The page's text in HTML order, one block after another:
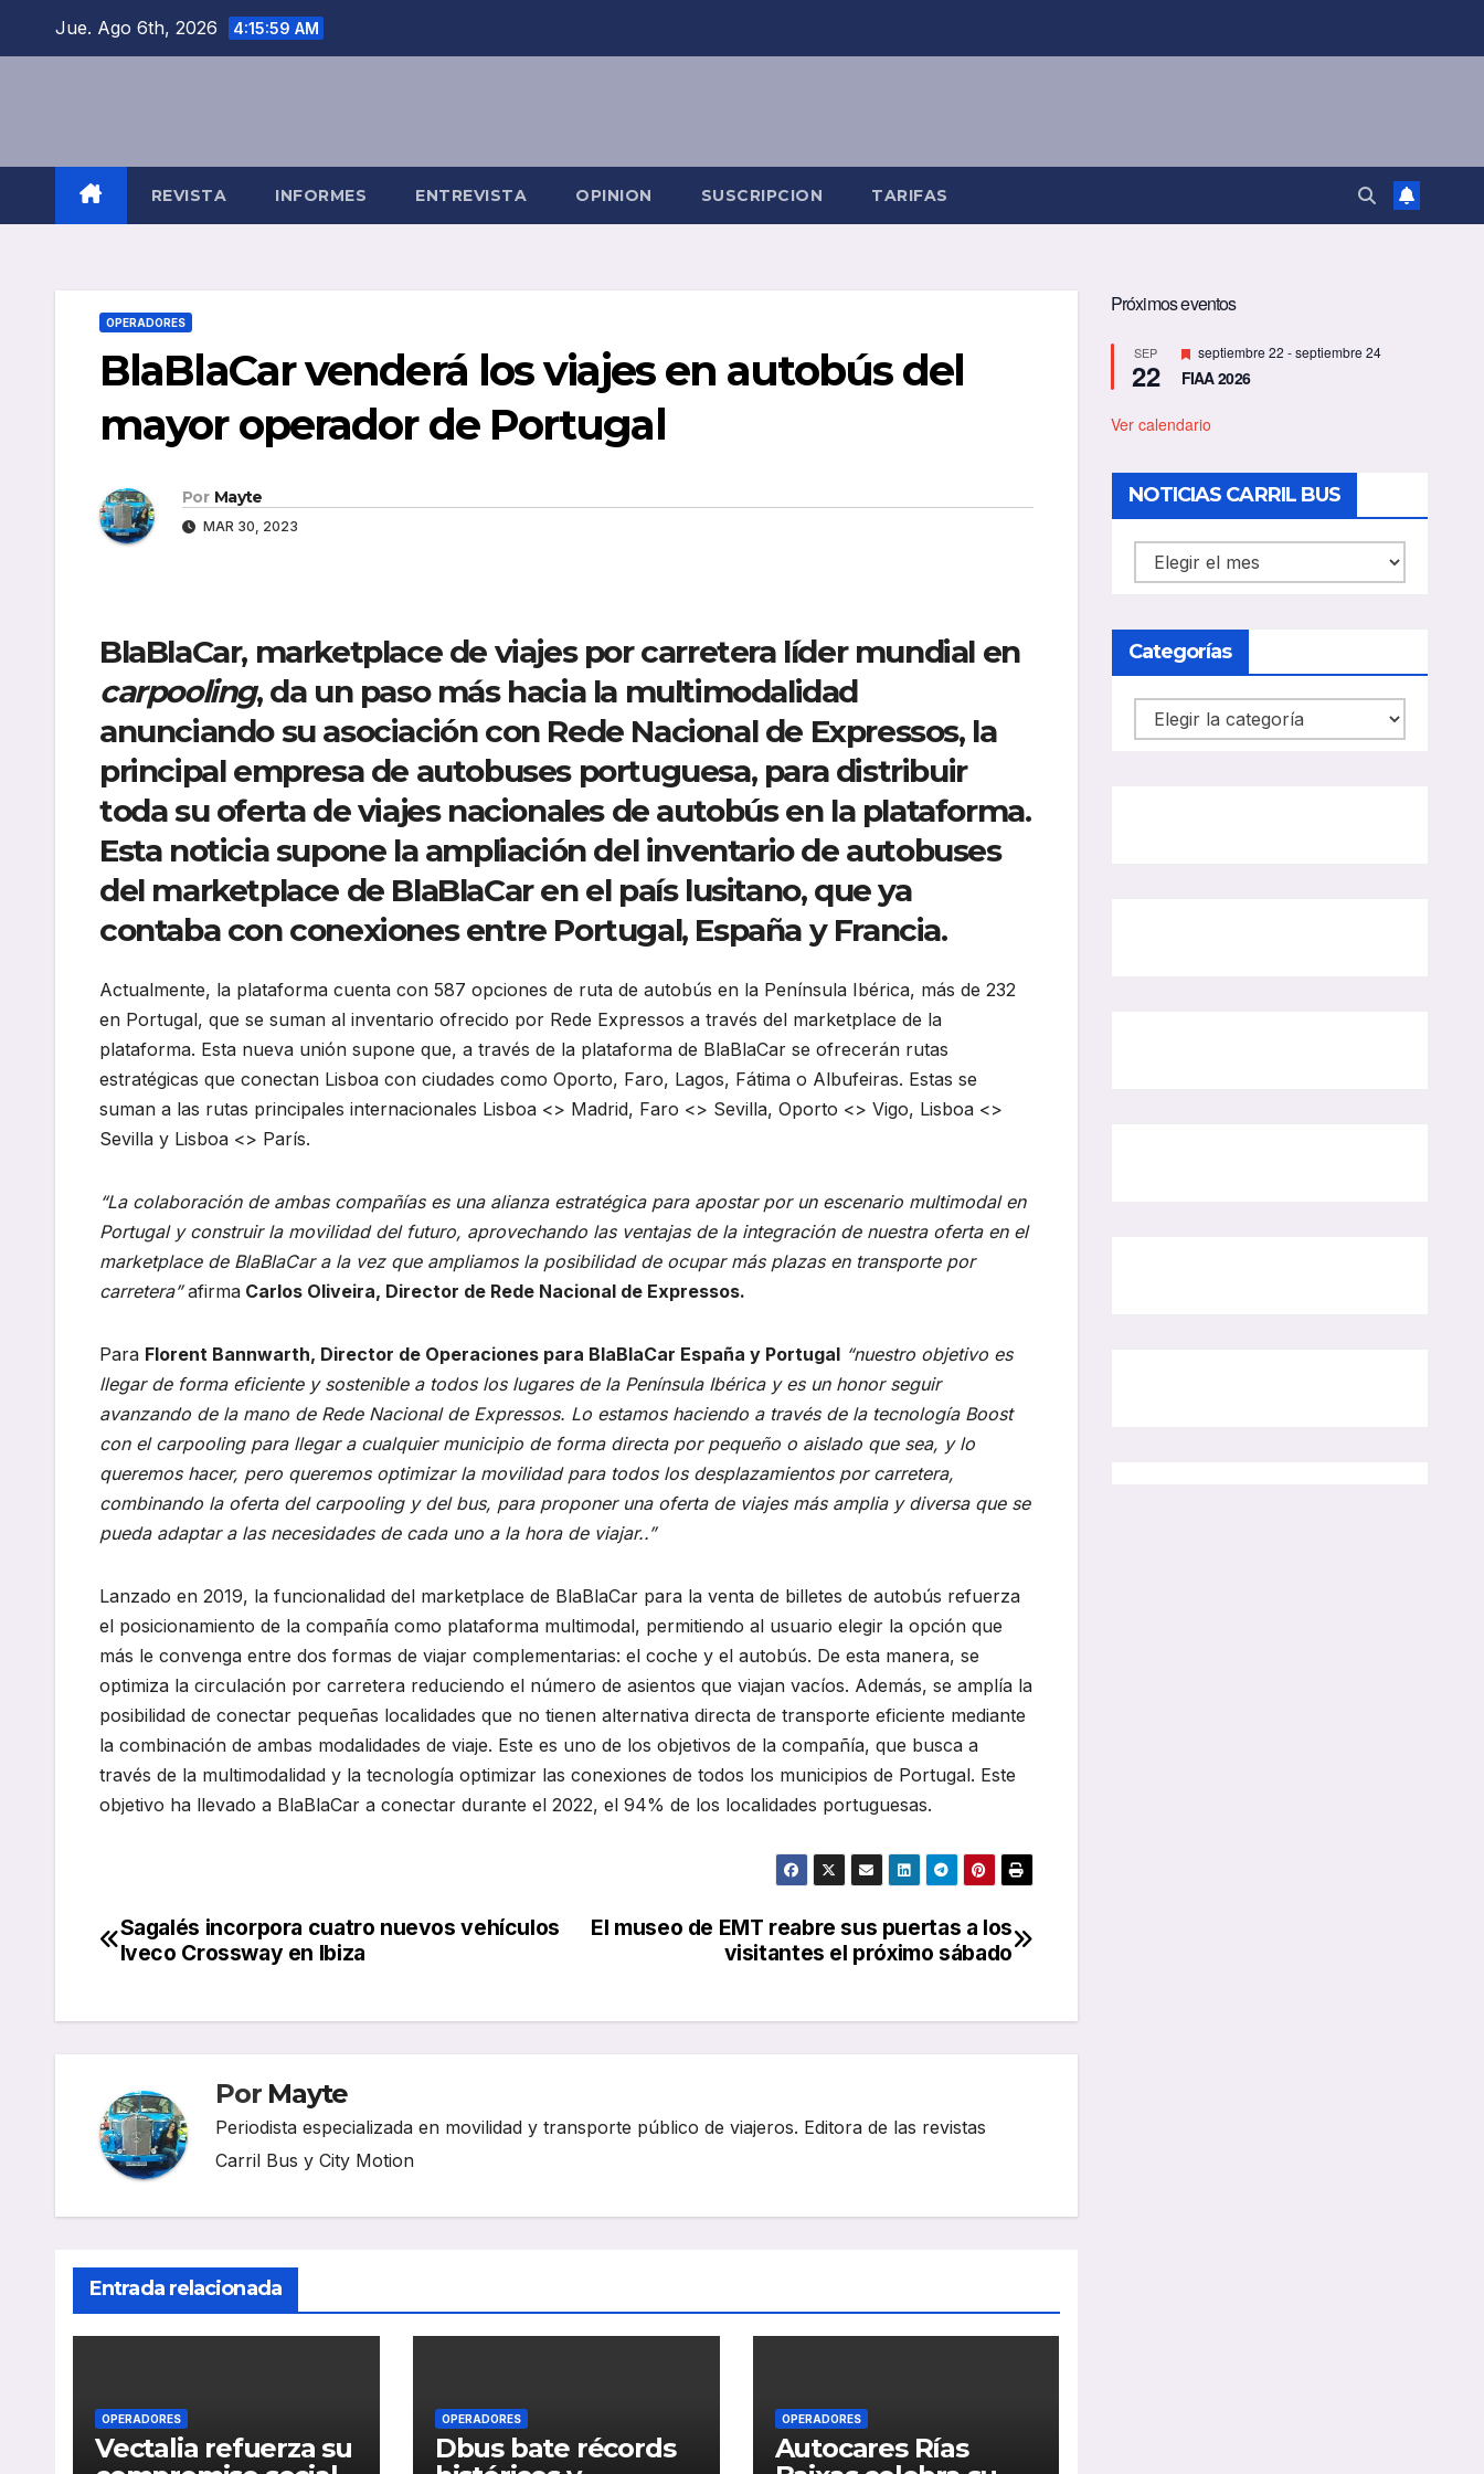
Jue. Ago 6th, 2026 4:16:00 AM
REVISTA INFORMES ENTREVISTA OPINION SUSCRIPCION TARIFAS
OPERADORES
BlaBlaCar venderá los viajes en autobús del
mayor operador de Portugal
Por Mayte
MAR 30, 2023
BlaBlaCar, marketplace de viajes por carretera líder mundial en
carpooling, da un paso más hacia la multimodalidad
anunciando su asociación con Rede Nacional de Expressos, la
principal empresa de autobuses portuguesa, para distribuir
toda su oferta de viajes nacionales de autobús en la plataforma.
Esta noticia supone la ampliación del inventario de autobuses
del marketplace de BlaBlaCar en el país lusitano, que ya
contaba con conexiones entre Portugal, España y Francia.
Actualmente, la plataforma cuenta con 587 opciones de ruta de autobús en la Península Ibérica, más de 232
en Portugal, que se suman al inventario ofrecido por Rede Expressos a través del marketplace de la
plataforma. Esta nueva unión supone que, a través de la plataforma de BlaBlaCar se ofrecerán rutas
estratégicas que conectan Lisboa con ciudades como Oporto, Faro, Lagos, Fátima o Albufeiras. Estas se
suman a las rutas principales internacionales Lisboa <> Madrid, Faro <> Sevilla, Oporto <> Vigo, Lisboa <>
Sevilla y Lisboa <> París.
“La colaboración de ambas compañías es una alianza estratégica para apostar por un escenario multimodal en
Portugal y construir la movilidad del futuro, aprovechando las ventajas de la integración de nuestra oferta en el
marketplace de BlaBlaCar a la vez que ampliamos la posibilidad de ocupar más plazas en transporte por
carretera”afirma Carlos Oliveira, Director de Rede Nacional de Expressos.
Para Florent Bannwarth, Director de Operaciones para BlaBlaCar España y Portugal “nuestro objetivo es
llegar de forma eficiente y sostenible a todos los lugares de la Península Ibérica y es un honor seguir
avanzando de la mano de Rede Nacional de Expressos. Lo estamos haciendo a través de la tecnología Boost
con el carpooling para llegar a cualquier municipio de forma directa por pequeño o aislado que sea, y lo
queremos hacer, pero queremos optimizar la movilidad para todos los desplazamientos por carretera,
combinando la oferta del carpooling y del bus, para proponer una oferta de viajes más amplia y diversa que se
pueda adaptar a las necesidades de cada uno a la hora de viajar..”
Lanzado en 2019, la funcionalidad del marketplace de BlaBlaCar para la venta de billetes de autobús refuerza
el posicionamiento de la compañía como plataforma multimodal, permitiendo al usuario elegir la opción que
más le convenga entre dos formas de viajar complementarias: el coche y el autobús. De esta manera, se
optimiza la circulación por carretera reduciendo el número de asientos que viajan vacíos. Además, se amplía la
posibilidad de conectar pequeñas localidades que no tienen alternativa directa de transporte eficiente mediante
la combinación de ambas modalidades de viaje. Este es uno de los objetivos de la compañía, que busca a
través de la multimodalidad y la tecnología optimizar las conexiones de todos los municipios de Portugal. Este
objetivo ha llevado a BlaBlaCar a conectar durante el 2022, el 94% de los localidades portuguesas.
Navegación
entradas
El museo de EMT reabre sus puertas a los
visitantes el próximo sábado
Sagalés incorpora cuatro nuevos vehículos
Iveco Crossway en Ibiza
Por Mayte
Periodista especializada en movilidad y transporte público de viajeros. Editora de las revistas
Carril Bus y City Motion
Entrada relacionada
OPERADORES
Vectalia refuerza su
OPERADORES
Dbus bate récords
OPERADORES
Autocares Rías
Próximos eventos
SEP
22
D
e
s
a
d
o
septiembre 22 -septiembre 24
FIAA 2026
Ver calendario
NOTICIAS CARRIL BUS
NOTICIAS
CARRIL
Categorías
Categorías